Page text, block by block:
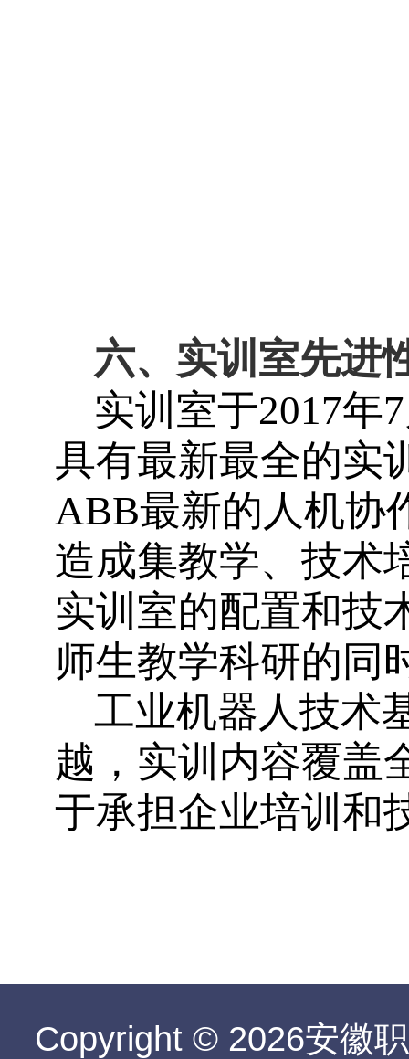
六、实训室先进
实训室于2017年7
具有最新最全的实
ABB最新的人机协
造成集教学、技术
实训室的配置和技
师生教学科研的同
工业机器人技术
越，实训内容覆盖
于承担企业培训和
Copyright © 2026安徽